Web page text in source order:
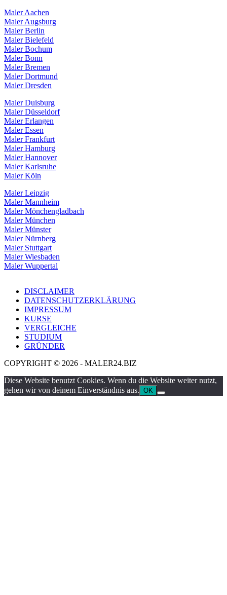
Maler Aachen
Maler Augsburg
Maler Berlin
Maler Bielefeld
Maler Bochum
Maler Bonn
Maler Bremen
Maler Dortmund
Maler Dresden
Maler Duisburg
Maler Düsseldorf
Maler Erlangen
Maler Essen
Maler Frankfurt
Maler Hamburg
Maler Hannover
Maler Karlsruhe
Maler Köln
Maler Leipzig
Maler Mannheim
Maler Mönchengladbach
Maler München
Maler Münster
Maler Nürnberg
Maler Stuttgart
Maler Wiesbaden
Maler Wuppertal
DISCLAIMER
DATENSCHUTZERKLÄRUNG
IMPRESSUM
KURSE
VERGLEICHE
STUDIUM
GRÜNDER
COPYRIGHT © 2026 - MALER24.BIZ
Diese Website benutzt Cookies. Wenn du die Website weiter nutzt,
gehen wir von deinem Einverständnis aus. OK